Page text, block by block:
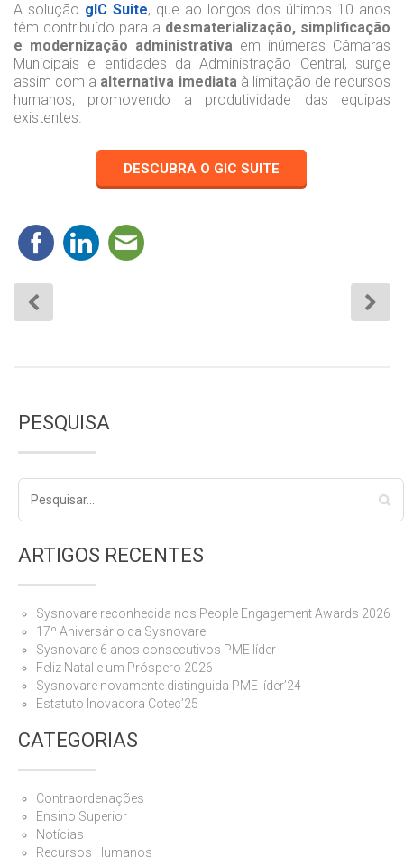
A solução gIC Suite, que ao longos dos últimos 10 anos
têm contribuído para a desmaterialização, simplificação
e modernização administrativa em inúmeras Câmaras
Municipais e entidades da Administração Central, surge
assim com a alternativa imediataà limitação de recursos
humanos, promovendo a produtividade das equipas
existentes.
DESCUBRA O GIC SUITE
PESQUISA
ARTIGOS RECENTES
Sysnovare reconhecida nos People Engagement Awards 2026
17º Aniversário da Sysnovare
Sysnovare 6 anos consecutivos PME líder
Feliz Natal e um Próspero 2026
Sysnovare novamente distinguida PME líder’24
Estatuto Inovadora Cotec’25
CATEGORIAS
Contraordenações
Ensino Superior
Notícias
Recursos Humanos